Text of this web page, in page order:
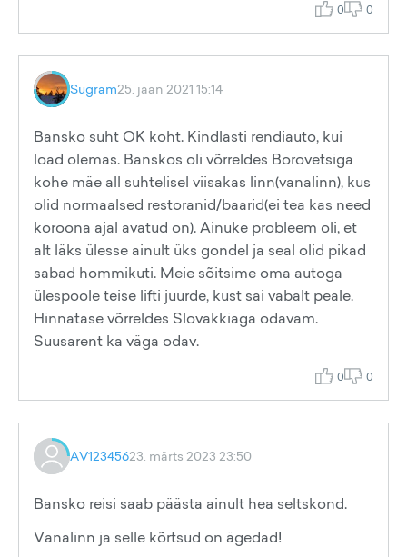
0 0
Sugram25. jaan 2021 15:14
Bansko suht OK koht. Kindlasti rendiauto, kui
load olemas. Banskos oli võrreldes Borovetsiga
kohe mäe all suhtelisel viisakas linn(vanalinn), kus
olid normaalsed restoranid/baarid(ei tea kas need
koroona ajal avatud on). Ainuke probleem oli, et
alt läks ülesse ainult üks gondel ja seal olid pikad
sabad hommikuti. Meie sõitsime oma autoga
ülespoole teise lifti juurde, kust sai vabalt peale.
Hinnatase võrreldes Slovakkiaga odavam.
Suusarent ka väga odav.
0 0
AV12345623. märts 2023 23:50
Bansko reisi saab päästa ainult hea seltskond.
Vanalinn ja selle kõrtsud on ägedad!